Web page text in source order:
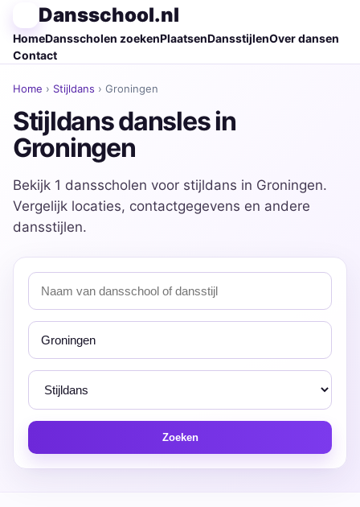
Dansschool.nl
HomeDansscholen zoekenPlaatsenDansstijlenOver dansen
Contact
Home › Stijldans › Groningen
Stijldans dansles in
Groningen
Bekijk 1 dansscholen voor stijldans in Groningen.
Vergelijk locaties, contactgegevens en andere
dansstijlen.
Zoeken